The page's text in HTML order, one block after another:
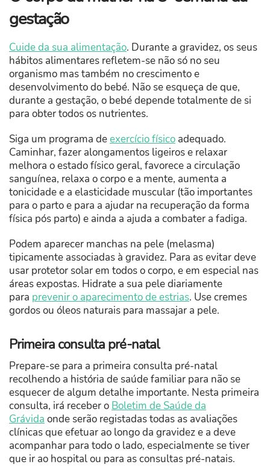
gestação
Cuide da sua alimentação. Durante a gravidez, os seus
hábitos alimentares refletem-se não só no seu
organismo mas também no crescimento e
desenvolvimento do bebé. Não se esqueça de que,
durante a gestação, o bebé depende totalmente de si
para obter todos os nutrientes.
Siga um programa deexercício físico adequado.
Caminhar, fazer alongamentos ligeiros e relaxar
melhora o estado físico geral, favorece a circulação
sanguínea, relaxa o corpo e a mente, aumenta a
tonicidade e a elasticidade muscular (tão importantes
para o parto e para a ajudar na recuperação da forma
física pós parto) e ainda a ajuda a combater a fadiga.
Podem aparecer manchas na pele (melasma)
tipicamente associadas à gravidez. Para as evitar deve
usar protetor solar em todos o corpo, e em especial nas
áreas expostas. Hidrate a sua pele diariamente
para prevenir o aparecimento de estrias. Use cremes
gordos ou óleos naturais para massajar a pele.
Primeira consulta pré-natal
Prepare-se para a primeira consulta pré-natal
recolhendo a história de saúde familiar para não se
esquecer de algum detalhe importante. Nesta primeira
consulta, irá receber o Boletim de Saúde da
Grávida onde serão registadas todas as avaliações
clínicas que efetuar ao longo da gravidez e a deve
acompanhar para todo o lado, especialmente se tiver
que ir ao hospital ou para as consultas pré-natais.